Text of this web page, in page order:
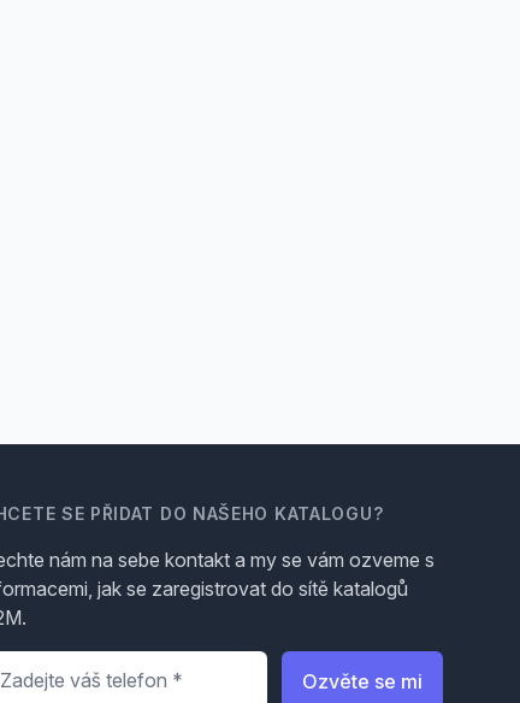
SE PŘIDAT DO NAŠEHO KATALOGU?
nám na sebe kontakt a my se vám ozveme s
jak se zaregistrovat do sítě katalogů
Ozvěte se mi